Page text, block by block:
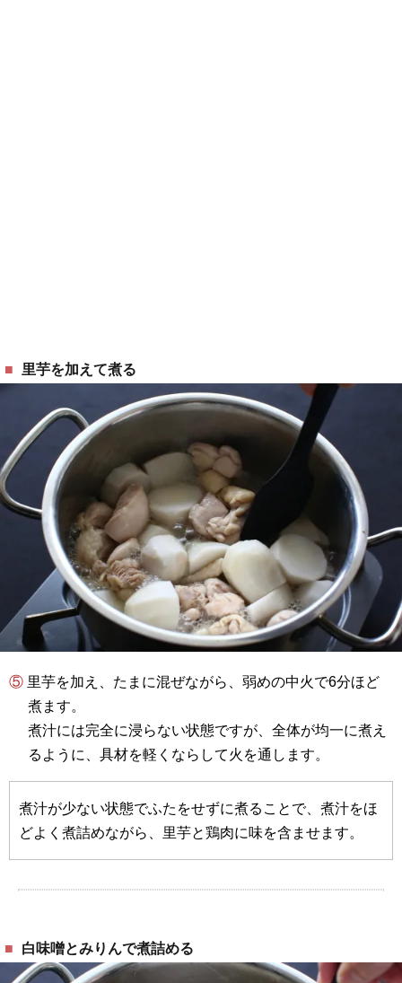
里芋を加えて煮る
⑤ 里芋を加え、たまに混ぜながら、弱めの中火で6分ほど
煮ます。
煮汁には完全に浸らない状態ですが、全体が均一に煮え
るように、具材を軽くならして火を通します。
煮汁が少ない状態でふたをせずに煮ることで、煮汁をほ
どよく煮詰めながら、里芋と鶏肉に味を含ませます。
白味噌とみりんで煮詰める